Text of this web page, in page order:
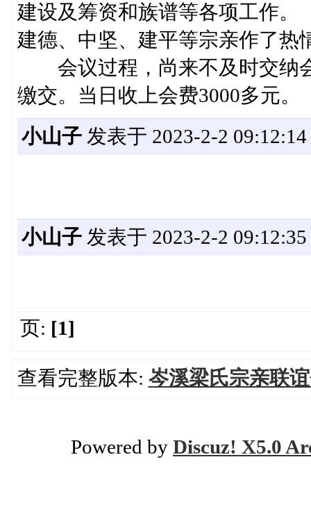
建设及筹资和族谱等各项工作
建德、中坚、建平等宗亲作了热
会议过程，尚来不及时交纳
缴交。当日收上会费3000多元。
小山子发表于 2023-2-2 09:12:14
小山子发表于 2023-2-2 09:12:35
页: [1]
查看完整版本: 岑溪梁氏宗亲联
Powered by Discuz! X5.0